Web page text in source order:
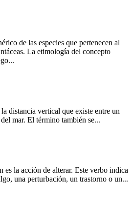
de las especies que pertenecen al
La etimología del concepto
distancia vertical que existe entre un
mar. El término también se...
es la acción de alterar. Este verbo indica
una perturbación, un trastorno o un...